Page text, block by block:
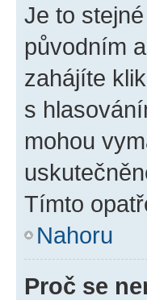
Je to
původním
zahájíte
s
mohou
Tímto
Nahoru
Proč se